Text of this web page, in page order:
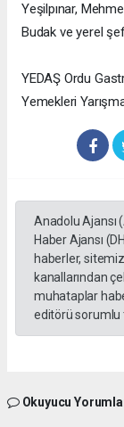
Yeşilpınar,
Budak ve yerel
YEDAŞ Ordu
Yemekleri
Anadolu Ajansı
Haber Ajansı
haberler,
kanallarından
muhataplar
editörü sorumlu
Okuyucu